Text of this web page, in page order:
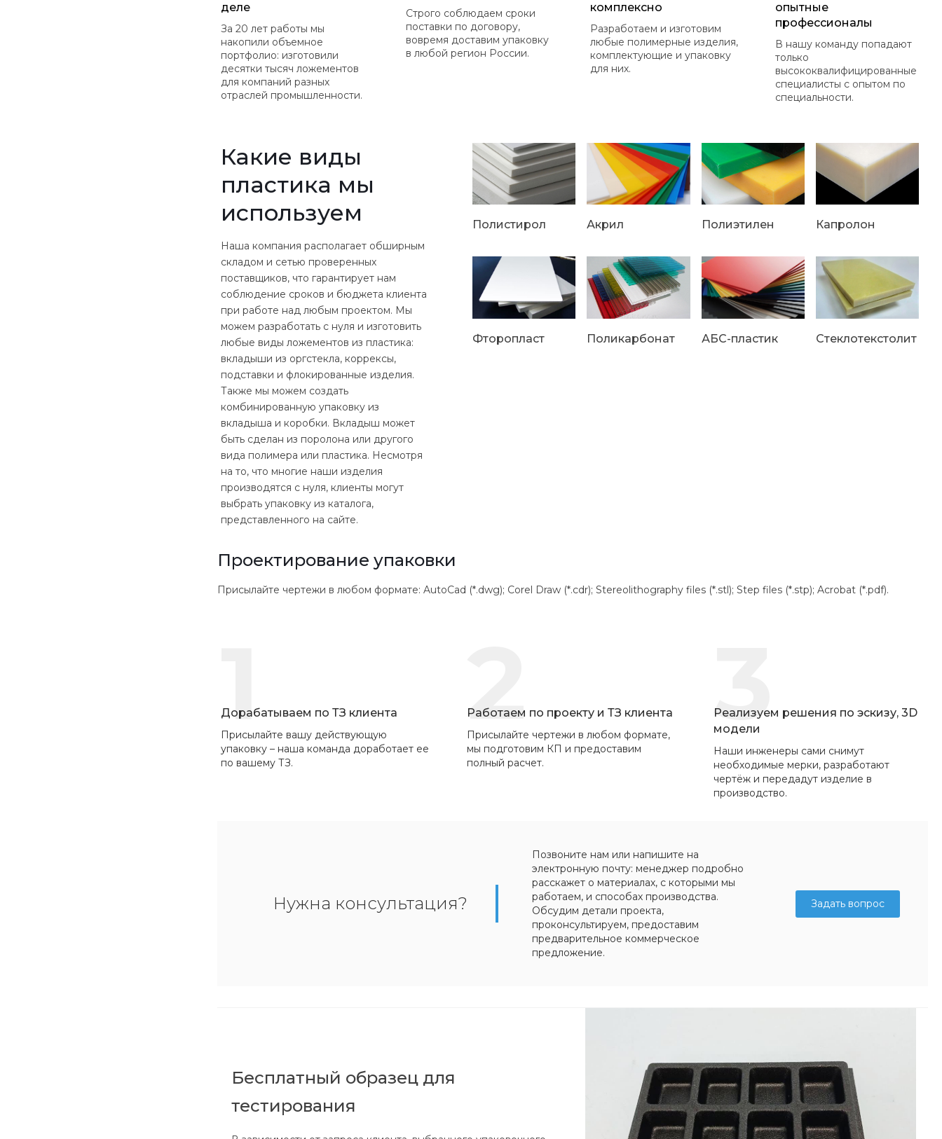
деле
За 20 лет работы мы
накопили объемное
портфолио: изготовили
десятки тысяч ложементов
для компаний разных
отраслей промышленности.
Строго соблюдаем сроки
поставки по договору,
вовремя доставим упаковку
в любой регион России.
комплексно
Разработаем и изготовим
любые полимерные изделия,
комплектующие и упаковку
для них.
опытные
профессионалы
В нашу команду попадают
только
высококвалифицированные
специалисты с опытом по
специальности.
Какие виды
пластика мы
используем
Наша компания располагает обширным
складом и сетью проверенных
поставщиков, что гарантирует нам
соблюдение сроков и бюджета клиента
при работе над любым проектом. Мы
можем разработать с нуля и изготовить
любые виды ложементов из пластика:
вкладыши из оргстекла, коррексы,
подставки и флокированные изделия.
Также мы можем создать
комбинированную упаковку из
вкладыша и коробки. Вкладыш может
быть сделан из поролона или другого
вида полимера или пластика. Несмотря
на то, что многие наши изделия
производятся с нуля, клиенты могут
выбрать упаковку из каталога,
представленного на сайте.
Полистирол Акрил Полиэтилен Капролон
Фторопласт Поликарбонат АБС-пластик Стеклотекстолит
Проектирование упаковки
Присылайте чертежи в любом формате: AutoCad (*.dwg); Corel Draw (*.cdr); Stereolithography files (*.stl); Step files (*.stp); Acrobat (*.pdf).
1
Дорабатываем по ТЗ клиента
Присылайте вашу действующую
упаковку – наша команда доработает ее
по вашему ТЗ.
2
Работаем по проекту и ТЗ клиента
Присылайте чертежи в любом формате,
мы подготовим КП и предоставим
полный расчет.
3
Реализуем решения по эскизу, 3D
модели
Наши инженеры сами снимут
необходимые мерки, разработают
чертёж и передадут изделие в
производство.
Нужна консультация?
Позвоните нам или напишите на
электронную почту: менеджер подробно
расскажет о материалах, с которыми мы
работаем, и способах производства.
Обсудим детали проекта,
проконсультируем, предоставим
предварительное коммерческое
предложение.
Задать вопрос
Бесплатный образец для
тестирования